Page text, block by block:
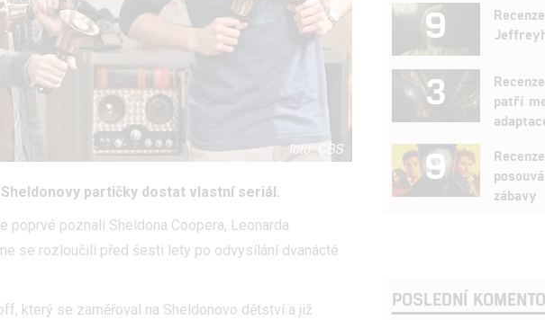
CBS
partičky dostat vlastní seriál.
poprvé poznali Sheldona Coopera, Leonarda
se rozloučili před šesti lety po odvysílání dvanácté
který se zaměřoval na Sheldonovo dětství a již
9
3
patří
9
zábavy
POSLEDNÍ